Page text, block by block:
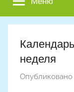
неделя
Опубликовано